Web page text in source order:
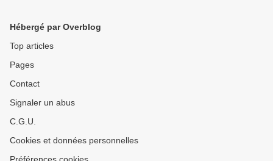
Hébergé par Overblog
Top articles
Pages
Contact
Signaler un abus
C.G.U.
Cookies et données personnelles